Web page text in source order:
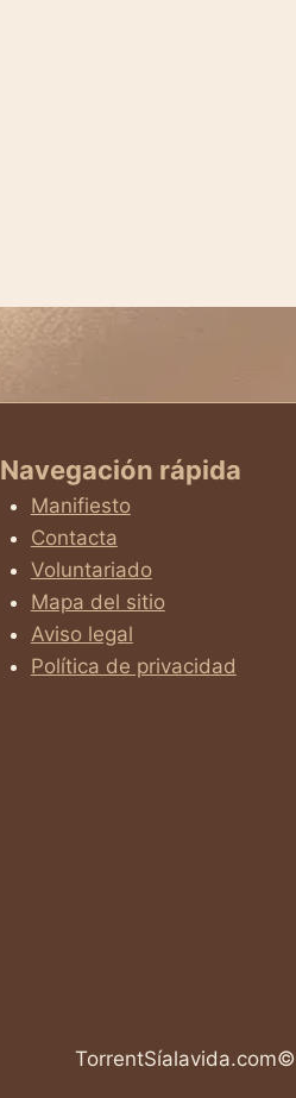
Navegación rápida
Manifiesto
Contacta
Voluntariado
Mapa del sitio
Aviso legal
Política de privacidad